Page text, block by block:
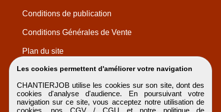
Les cookies permettent d'améliorer votre navigation
CHANTIERJOB utilise les cookies sur son site, dont des
cookies d'analyse d'audience. En poursuivant votre
navigation sur ce site, vous acceptez notre utilisation de
cookies, nos CGV / CGU et notre politique de
Conditions de publication
Conditions Générales de Vente
Plan du site